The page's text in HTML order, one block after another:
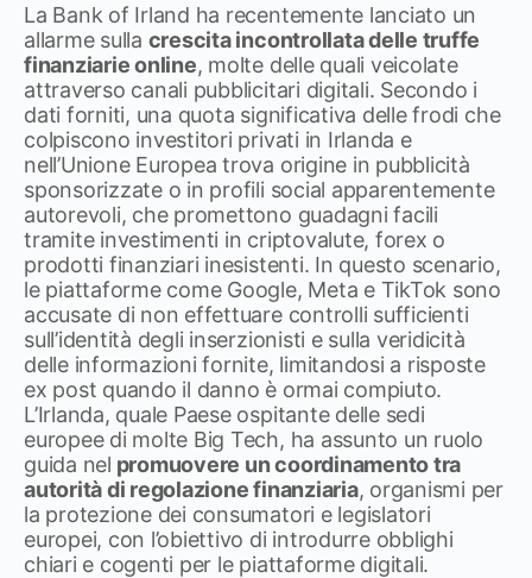
La Bank of Irland ha recentemente lanciato un
allarme sulla crescita incontrollata delle truffe
finanziarie online, molte delle quali veicolate
attraverso canali pubblicitari digitali. Secondo i
dati forniti, una quota significativa delle frodi che
colpiscono investitori privati in Irlanda e
nell’Unione Europea trova origine in pubblicità
sponsorizzate o in profili social apparentemente
autorevoli, che promettono guadagni facili
tramite investimenti in criptovalute, forex o
prodotti finanziari inesistenti. In questo scenario,
le piattaforme come Google, Meta e TikTok sono
accusate di non effettuare controlli sufficienti
sull’identità degli inserzionisti e sulla veridicità
delle informazioni fornite, limitandosi a risposte
ex post quando il danno è ormai compiuto.
L’Irlanda, quale Paese ospitante delle sedi
europee di molte Big Tech, ha assunto un ruolo
guida nel promuovere un coordinamento tra
autorità di regolazione finanziaria, organismi per
la protezione dei consumatori e legislatori
europei, con l’obiettivo di introdurre obblighi
chiari e cogenti per le piattaforme digitali.